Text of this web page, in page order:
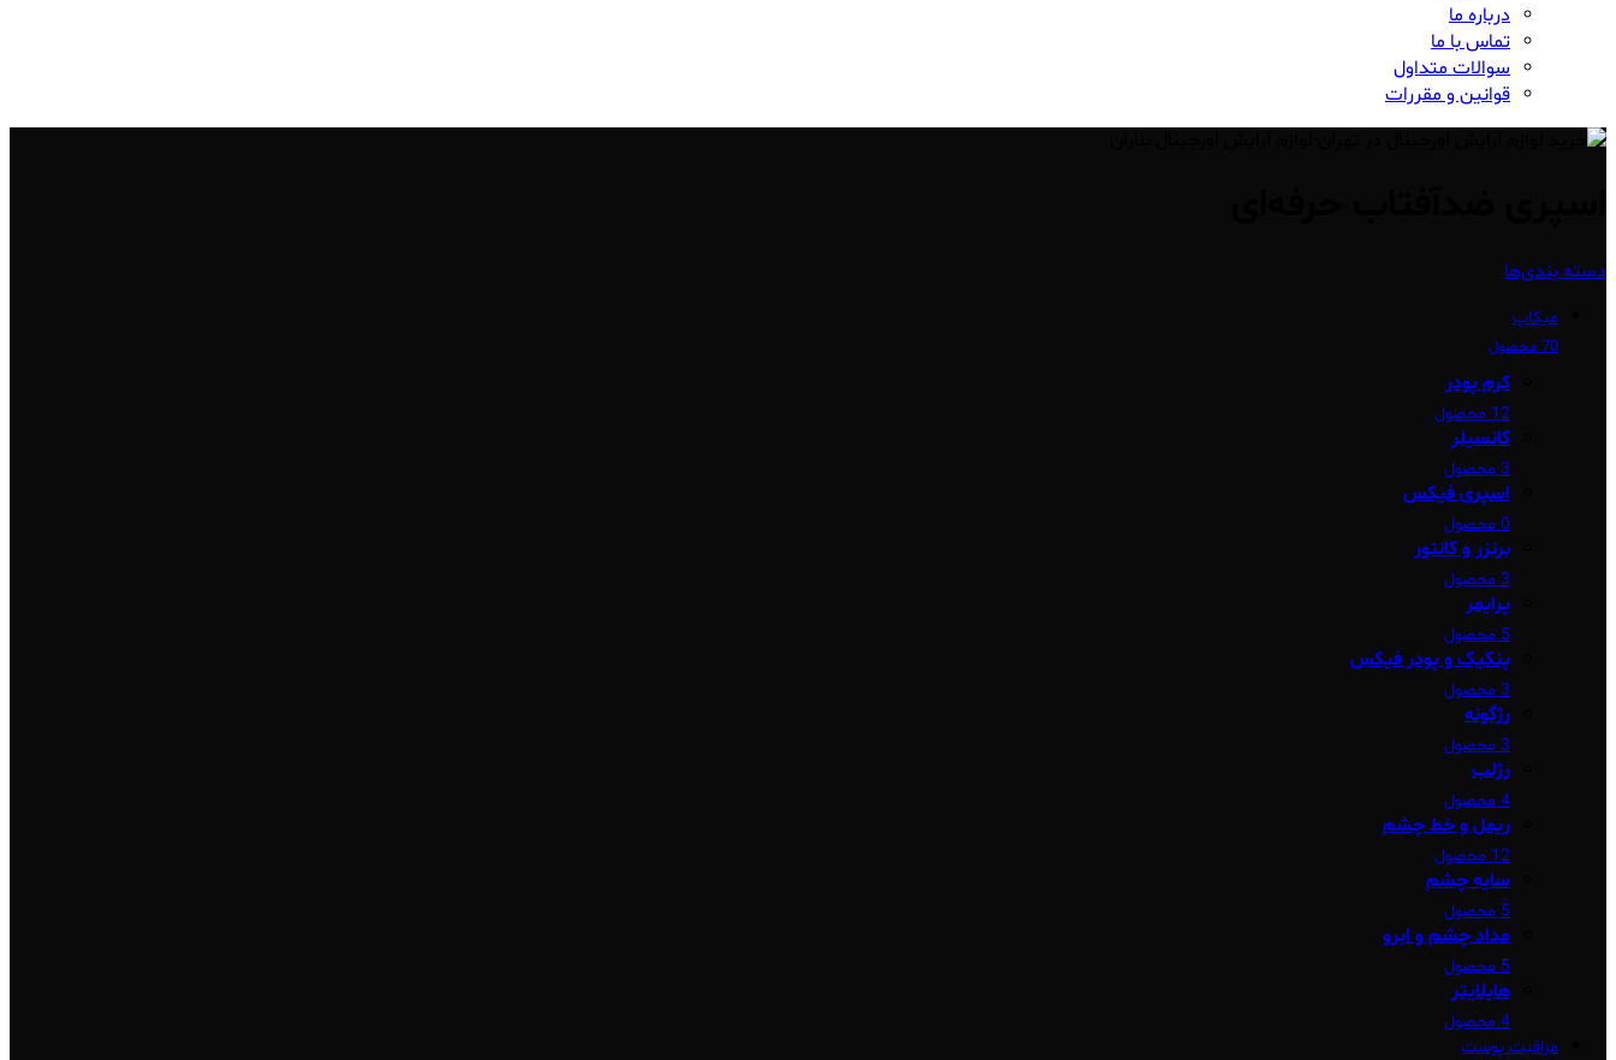
درباره ما
تماس با ما
سوالات متداول
قوانین و مقررات
دسته بندی‌ها
میکاپ
70 محصول
کرم پودر
12 محصول
کانسیلر
3 محصول
اسپری فیکس
0 محصول
برنزر و کانتور
3 محصول
پرایمر
5 محصول
پنکیک و پودر فیکس
3 محصول
رژگونه
3 محصول
رژلب
4 محصول
ریمل و خط چشم
12 محصول
سایه چشم
5 محصول
مداد چشم و ابرو
5 محصول
هایلایتر
4 محصول
مراقبت پوست